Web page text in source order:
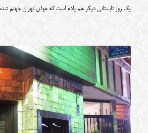
یک روز تابستانی دیگر هم یادم است که هوای تهران جهنم